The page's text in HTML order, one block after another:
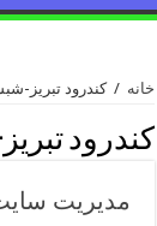
خانه / کندرود تبریز-
کندرود
مدیریت